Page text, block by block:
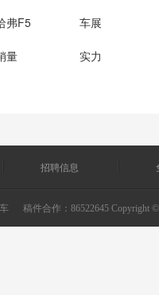
弗F5 车展
量 实力
招聘信息
稿件合作：86522645 Copyright